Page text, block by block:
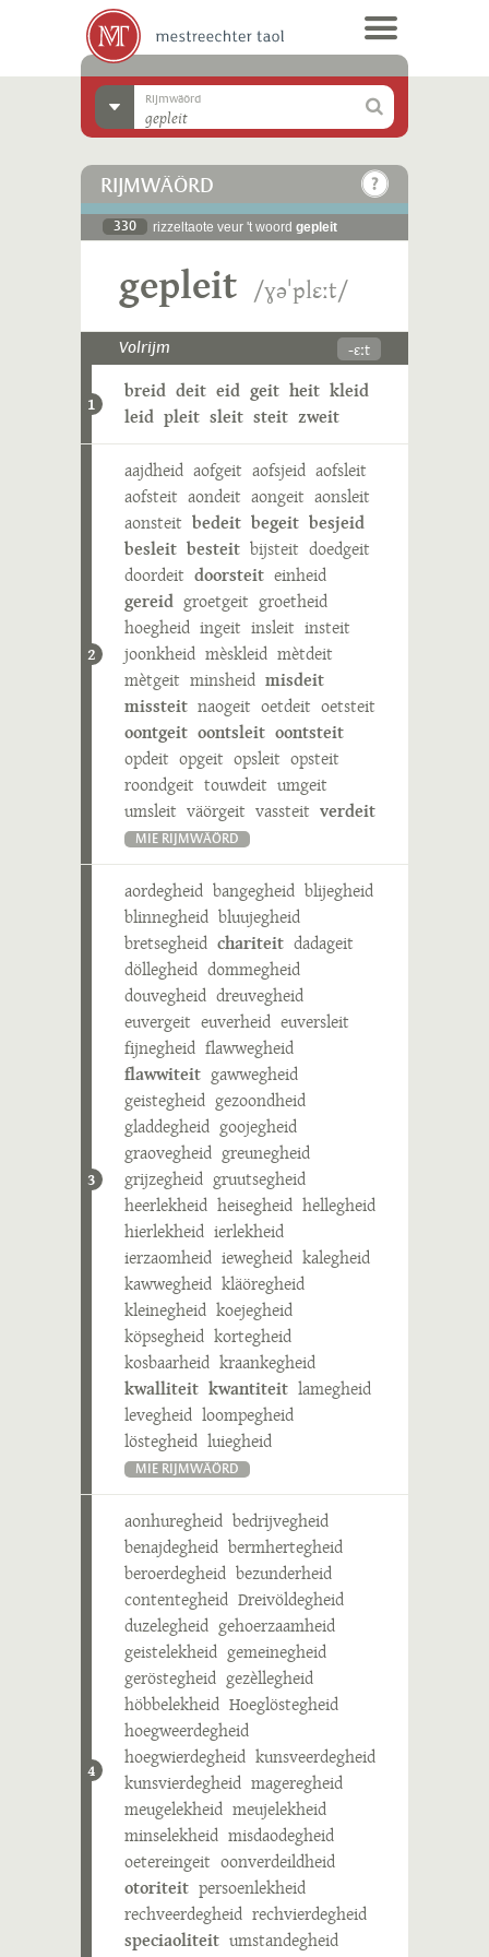
Rijmwäörd
RIJMWÄÖRD
330 rizzeltaote veur 't woord gepleit
gepleit /ɣəˈplɛːt/
Volrijm -ɛːt
1
breid deit eid geit heit kleid
leid pleit sleit steit zweit
2
aajdheid aofgeit aofsjeid aofsleit
aofsteit aondeit aongeit aonsleit
aonsteit bedeit begeit besjeid
besleit besteit bijsteit doedgeit
doordeit doorsteit einheid
gereid groetgeit groetheid
hoegheid ingeit insleit insteit
joonkheid mèskleid mètdeit
mètgeit minsheid misdeit
missteit naogeit oetdeit oetsteit
oontgeit oontsleit oontsteit
opdeit opgeit opsleit opsteit
roondgeit touwdeit umgeit
umsleit väörgeit vassteit verdeit
MIE RIJMWÄÖRD
3
aordegheid bangegheid blijegheid
blinnegheid bluujegheid
bretsegheid chariteit dadageit
döllegheid dommegheid
douvegheid dreuvegheid
euvergeit euverheid euversleit
fijnegheid flawwegheid
flawwiteit gawwegheid
geistegheid gezoondheid
gladdegheid goojegheid
graovegheid greunegheid
grijzegheid gruutsegheid
heerlekheid heisegheid hellegheid
hierlekheid ierlekheid
ierzaomheid iewegheid kalegheid
kawwegheid kläöregheid
kleinegheid koejegheid
köpsegheid kortegheid
kosbaarheid kraankegheid
kwalliteit kwantiteit lamegheid
levegheid loompegheid
löstegheid luiegheid
MIE RIJMWÄÖRD
4
aonhuregheid bedrijvegheid
benajdegheid bermhertegheid
beroerdegheid bezunderheid
contentegheid Dreivöldegheid
duzelegheid gehoerzaamheid
geistelekheid gemeinegheid
geröstegheid gezèllegheid
höbbelekheid Hoeglöstegheid
hoegweerdegheid
hoegwierdegheid kunsveerdegheid
kunsvierdegheid mageregheid
meugelekheid meujelekheid
minselekheid misdaodegheid
oetereingeit oonverdeildheid
otoriteit persoenlekheid
rechveerdegheid rechvierdegheid
speciaoliteit umstandegheid